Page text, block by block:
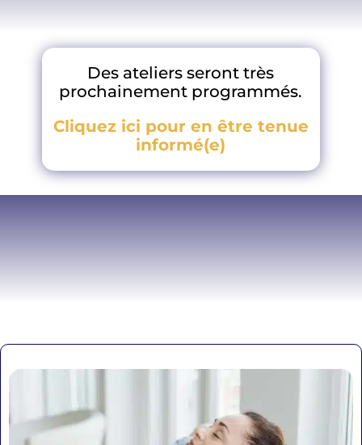
Des ateliers seront très
prochainement programmés.
Cliquez ici pour en être tenue
informé(e)